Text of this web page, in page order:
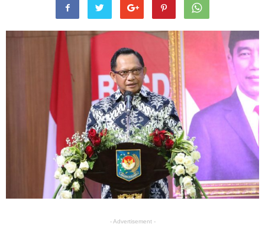
- Advertisement -